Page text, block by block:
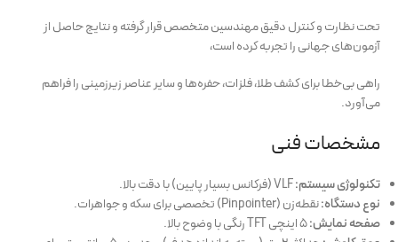
تحت نظارت و کنترل دقیق مهندسین متخصص قرار گرفته و نتایج حاصل از
آزمون‌های جهانی را تجربه کرده است،
راهی بی‌خطا برای کشف طلا، فلزات، حفره‌ها و سایر عناصر زیرزمینی را فراهم
می‌آورد.
مشخصات فنی
تکنولوژی سیستم:
نوع دستگاه:نقطه‌زن (Pinpointer) تخصصی برای سکه و جواهرات.
صفحه نمایش: